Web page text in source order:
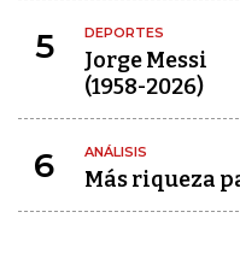
5 DEPORTES
Jorge Messi
(1958-2026)
6 ANÁLISIS
Más riqueza